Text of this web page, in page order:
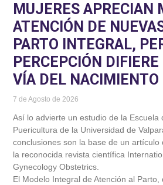
MUJERES APRECIAN
ATENCIÓN DE
PARTO INTEGRAL,
PERCEPCIÓN
VÍA DEL NACIMIENTO
7 de Agosto de 2026
Así lo advierte un estudio de la Escuela
Puericultura de la Universidad de
conclusiones son la base de un
la reconocida revista científica
Gynecology Obstetrics.
El Modelo Integral de Atención al